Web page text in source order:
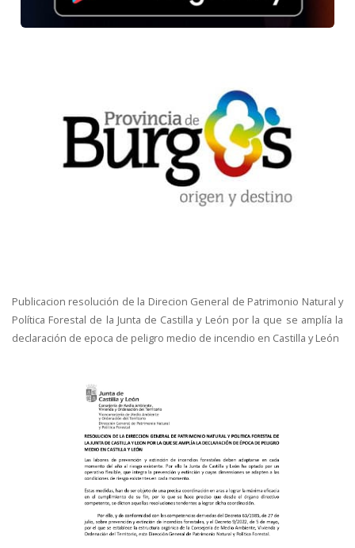
Publicacion resolución de la Direcion General de Patrimonio Natural y
Política Forestal de la Junta de Castilla y León por la que se amplía la
declaración de epoca de peligro medio de incendio en Castilla y León